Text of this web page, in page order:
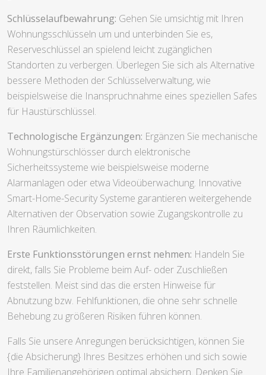
Schlüsselaufbewahrung: Gehen Sie umsichtig mit Ihren
Wohnungsschlüsseln um und unterbinden Sie es,
Reserveschlüssel an spielend leicht zugänglichen
Standorten zu verbergen. Überlegen Sie sich als Alternative
bessere Methoden der Schlüsselverwaltung, wie
beispielsweise die Inanspruchnahme eines speziellen Safes
für Haustürschlüssel.
Technologische Ergänzungen: Ergänzen Sie mechanische
Wohnungstürschlösser durch elektronische
Sicherheitssysteme wie beispielsweise moderne
Alarmanlagen oder etwa Videoüberwachung. Innovative
Smart-Home-Security Systeme garantieren weitergehende
Alternativen der Observation sowie Zugangskontrolle zu
Ihren Räumlichkeiten.
Erste Funktionsstörungen ernst nehmen: Handeln Sie
direkt, falls Sie Probleme beim Auf- oder Zuschließen
feststellen. Meist sind das die ersten Hinweise für
Abnutzung bzw. Fehlfunktionen, die ohne sehr schnelle
Behebung zu größeren Risiken führen können.
Falls Sie unsere Anregungen berücksichtigen, können Sie
{die Absicherung} Ihres Besitzes erhöhen und sich sowie
Ihre Familienangehörigen optimal absichern. Denken Sie